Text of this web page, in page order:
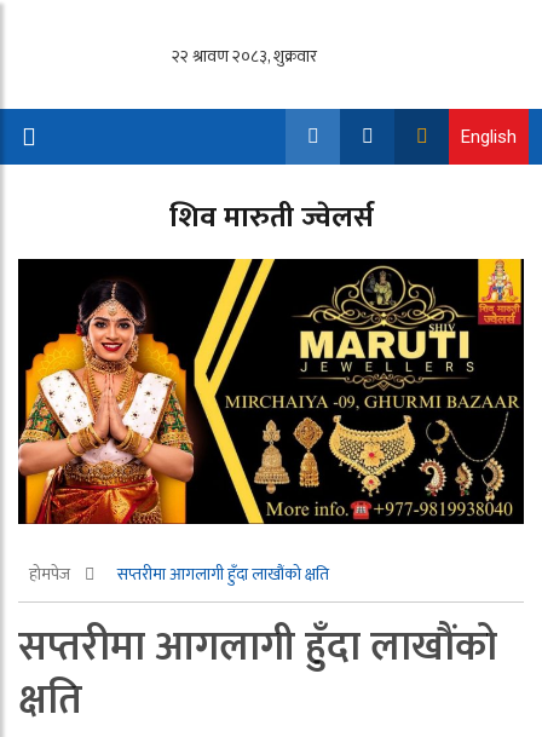
English
शिव मारुती ज्वेलर्स
होमपेज सप्तरीमा आगलागी हुँदा लाखौंको क्षति
सप्तरीमा आगलागी हुँदा लाखौंको
क्षति